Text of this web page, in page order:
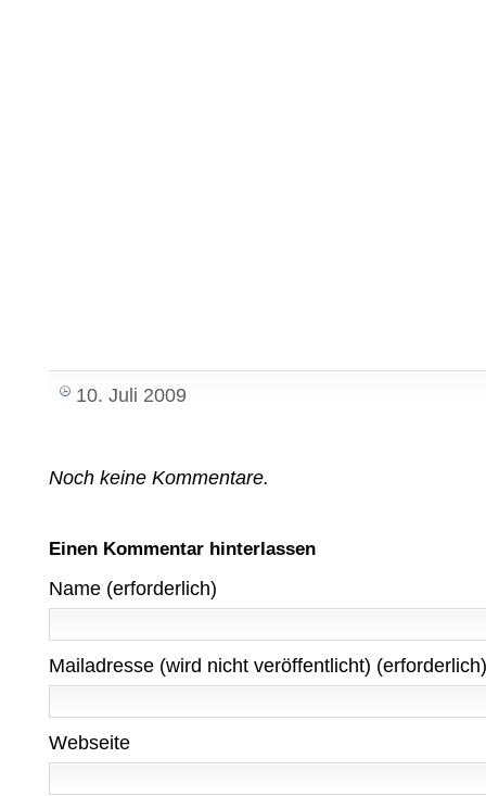
10. Juli 2009
Noch keine Kommentare.
Einen Kommentar hinterlassen
Name (erforderlich)
Mailadresse (wird nicht veröffentlicht) (erforderlich)
Webseite